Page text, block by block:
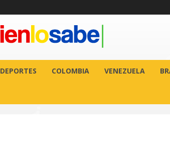
DEPORTES COLOMBIA VENEZUELA